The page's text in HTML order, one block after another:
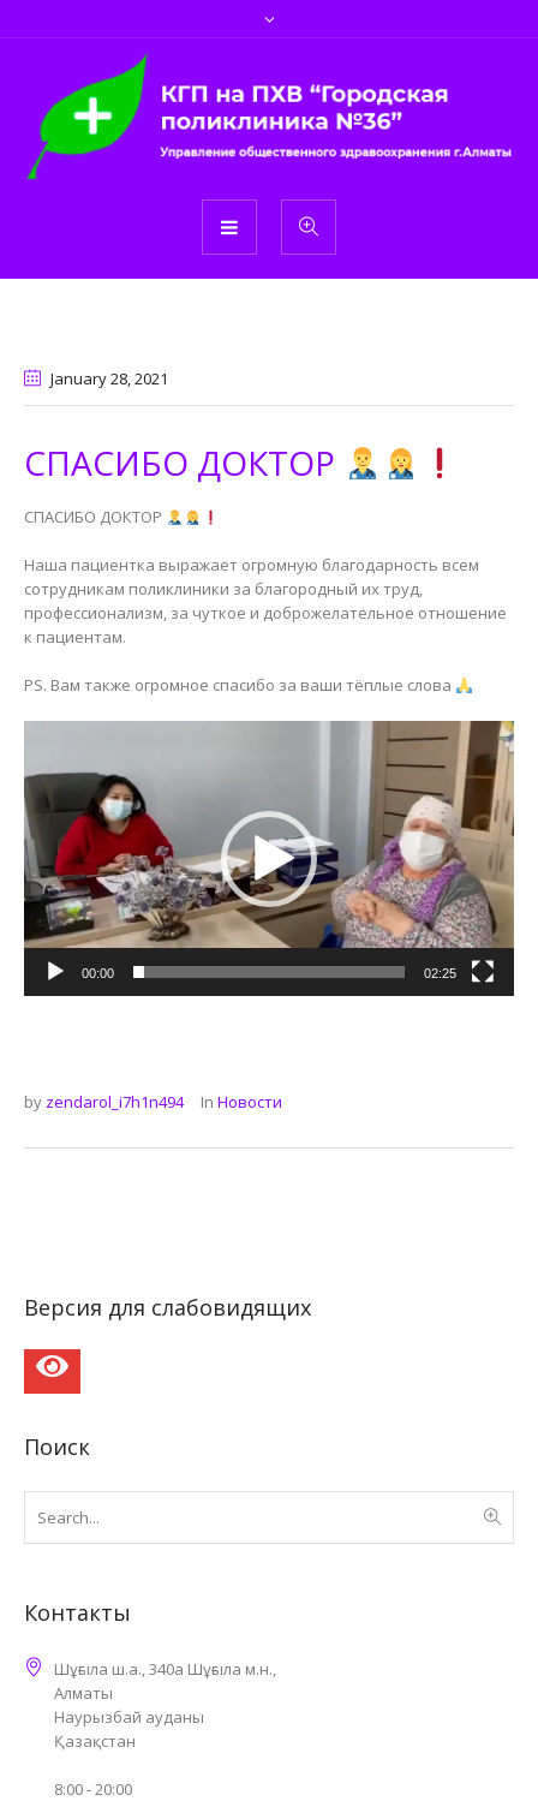
January 28, 2021
СПАСИБО ДОКТОР
СПАСИБО ДОКТОР
Наша пациентка выражает огромную благодарность всем
сотрудникам поликлиники за благородный их труд,
профессионализм, за чуткое и доброжелательное отношение
к пациентам.
PS. Вам также огромное спасибо за ваши тёплые слова
00:00 02:25
by zendarol_i7h1n494 In Новости
Версия для слабовидящих
Поиск
Контакты
Шұғыла ш.а., 340а Шұғыла м.н.,
Алматы
Наурызбай ауданы
Қазақстан
8:00 - 20:00